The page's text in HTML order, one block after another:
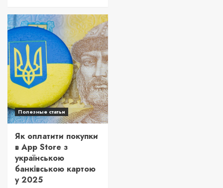
Полезные статьи
Як оплатити покупки
в App Store з
українською
банківською картою
у 2025